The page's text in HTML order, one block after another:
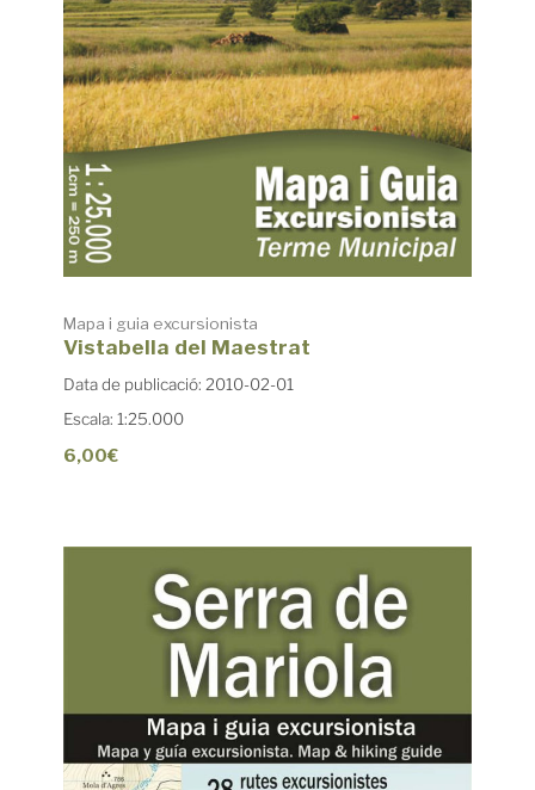
Mapa i guia excursionista
Vistabella del Maestrat
Data de publicació: 2010-02-01
Escala: 1:25.000
6,00€